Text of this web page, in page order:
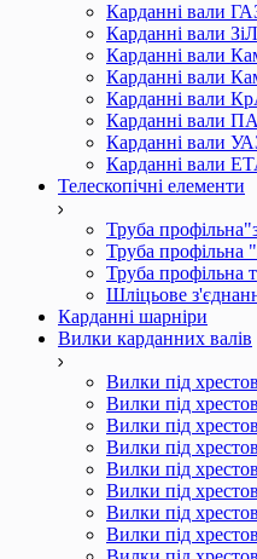
Карданні вали
Карданні вали ЗіЛ
Карданні вали
Карданні вали
Карданні вали
Карданні вали
Карданні вали
Карданні вали
Телескопічні елементи
Труба
Труба профільна
Труба профільна
Шліцьове
Карданні шарніри
Вилки карданних валів
Вилки під
Вилки під
Вилки під
Вилки під
Вилки під
Вилки під
Вилки під
Вилки під